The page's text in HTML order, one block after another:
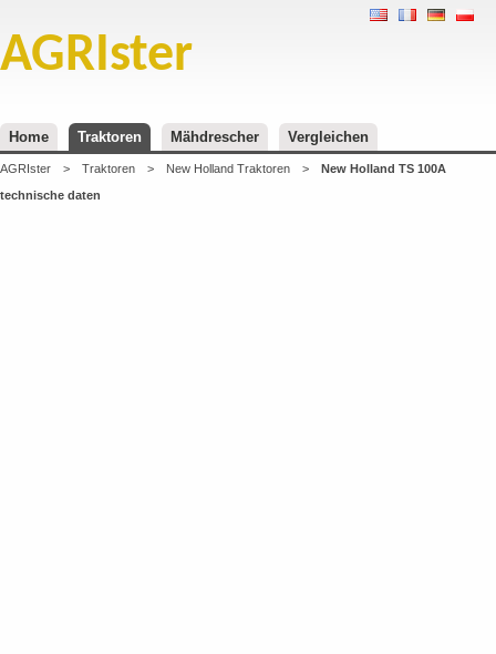
AGRIster
Home Traktoren Mähdrescher Vergleichen
AGRIster > Traktoren > New Holland Traktoren >
New Holland TS 100A
technische daten